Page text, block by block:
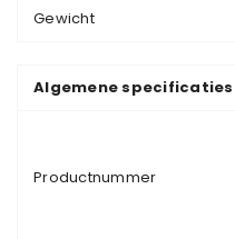
Gewicht
Algemene specificaties
Productnummer